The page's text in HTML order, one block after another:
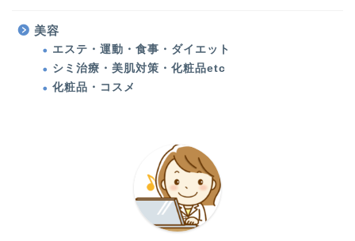
美容
エステ・運動・食事・ダイエット
シミ治療・美肌対策・化粧品etc
化粧品・コスメ
甲状腺機能低下症（橋本
アメリカ生活
バックパッカーの記憶